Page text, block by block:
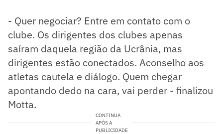
- Quer negociar? Entre em contato com o
clube. Os dirigentes dos clubes apenas
saíram daquela região da Ucrânia, mas
dirigentes estão conectados. Aconselho aos
atletas cautela e diálogo. Quem chegar
apontando dedo na cara, vai perder - finalizou
Motta.
CONTINUA
APÓS A
PUBLICIDADE